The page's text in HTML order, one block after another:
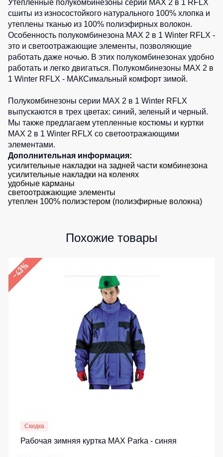
Детские
Комбинезоны
Батники
/
Толстовки
Батники
на
молнии
Tours
Свитшоты
Худи
батники
0 шт.
0 шт.
шт.
1 шт.
0 шт.
0 шт.
0 шт.
Утепленные полукомбинезоны серии MAX 2 в 1 RFLX
сшиты из износостойкого натурального 100% хлопка и
утеплены тканью из 100% полиэфирных волокон.
Особенность полукомбинезона MAX 2 в 1 Winter RFLX -
это и светоотражающие элементы, позволяющие
работать даже ночью. В этих полукомбинезонах удобно
работать и легко двигаться. Полукомбинезоны MAX 2 в
1 Winter RFLX - МАКСимальный комфорт зимой.
Полукомбинезоны серии MAX 2 в 1 Winter RFLX
выпускаются в трех цветах: синий, зеленый и черный.
Мы также предлагаем утепленные костюмы и куртки
MAX 2 в 1 Winter RFLX со светоотражающими
элементами.
Дополнительная информация:
усилительные накладки на задней части комбинезона
усилительные накладки на коленях
удобные карманы
светоотражающие элементы
утеплен 100% полиэстером (полиэфирные волокна)
Похожие товары
–43%
Скидка
Рабочая зимняя куртка MAX Parka - синяя